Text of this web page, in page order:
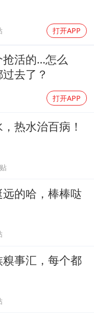
打开APP
抢活的…怎么
去了？
打开APP
热水治百病！
的哈，棒棒哒
事汇，每个都